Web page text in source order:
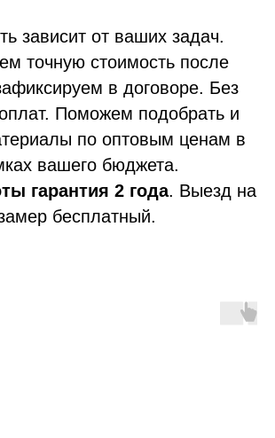
зависит от ваших задач.
точную стоимость после
в договоре. Без
Поможем подобрать и
по оптовым ценам в
вашего бюджета.
гарантия 2 года. Выезд на
бесплатный.